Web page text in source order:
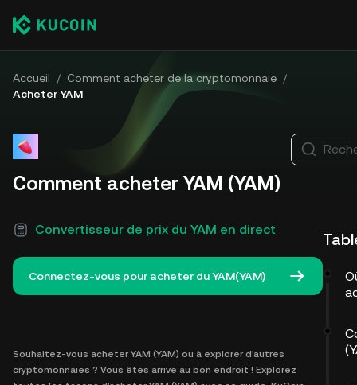
Accueil / Comment acheter de la cryptomonnaie /
Acheter YAM
Comment acheter YAM (YAM)
Convertisseur de prix du YAM en direct
Connectez-vous pour acheter du YAM(YAM)
Souhaitez-vous acheter YAM (YAM) ou à explorer d'autres
cryptomonnaies ? Vous êtes arrivé au bon endroit ! Explorez